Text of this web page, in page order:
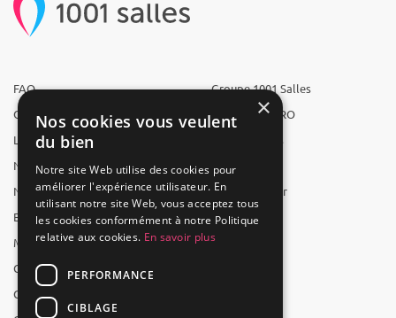
FAQ
Qui sommes-nous ?
L'équipe
Nous recrutons
Nos partenaires
Espace presse
Mentions légales
CGV
CGU
Groupe 1001 Salles
1001 Salles PRO
1001 Traiteurs
1001 Artistes
Reserverunbar
MP2
×
Nos cookies vous veulent
du bien
Notre site Web utilise des cookies pour
améliorer l'expérience utilisateur. En
utilisant notre site Web, vous acceptez tous
les cookies conformément à notre Politique
relative aux cookies. En savoir plus
PERFORMANCE
CIBLAGE